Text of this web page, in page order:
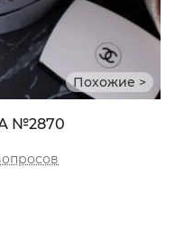
Похожие >
№2870